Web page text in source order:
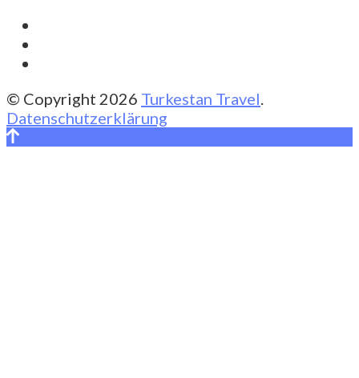
© Copyright 2026 Turkestan Travel
Datenschutzerklärung